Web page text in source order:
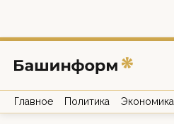
Главное Политика Экономика